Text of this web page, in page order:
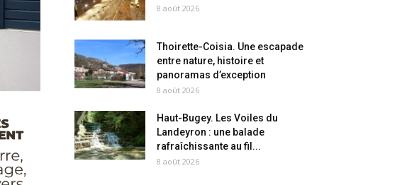
8 août 2026
Thoirette-Coisia. Une escapade
entre nature, histoire et
panoramas d’exception
8 août 2026
Haut-Bugey. Les Voiles du
Landeyron : une balade
rafraîchissante au fil...
8 août 2026